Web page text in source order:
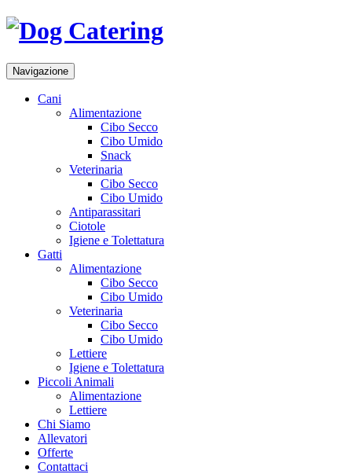
Navigazione
Cani
Alimentazione
Cibo Secco
Cibo Umido
Snack
Veterinaria
Cibo Secco
Cibo Umido
Antiparassitari
Ciotole
Igiene e Tolettatura
Gatti
Alimentazione
Cibo Secco
Cibo Umido
Veterinaria
Cibo Secco
Cibo Umido
Lettiere
Igiene e Tolettatura
Piccoli Animali
Alimentazione
Lettiere
Chi Siamo
Allevatori
Offerte
Contattaci